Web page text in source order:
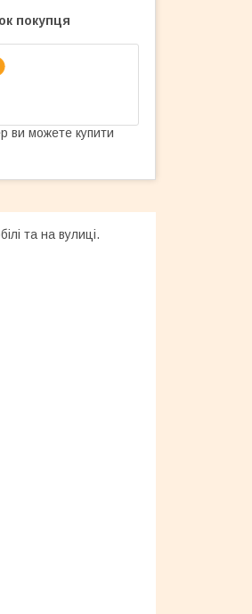
покупця
ви можете купити
та на вулиці.